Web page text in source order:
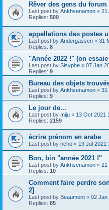
Rêver des gens du forum
Last post by Ankhsenamon « 21
Replies: 509
appellations des postes
Last post by Andergassen « 31
Replies: 8
"Année 2022 !" (on
Last post by Sisyphe « 07 Jan
Replies: 9
Bureau des objets
Last post by Ankhsenamon « 31
Replies: 9
Le jour de...
Last post by miju « 13 Oct 2021
Replies: 2159
écrire prénom en arabe
Last post by neho « 19 Jul 2021
Bon, bin "année 2021 !"
Last post by Ankhsenamon « 21
Replies: 10
Comment faire perdre
2]
Last post by Beaumont « 02 Jan
Replies: 85